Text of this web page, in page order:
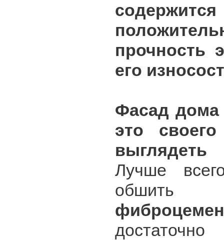
прочность
его
Фасад дома
это
Лучше